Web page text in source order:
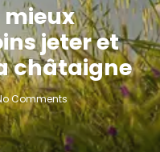
jeter et
châtaigne
Comments